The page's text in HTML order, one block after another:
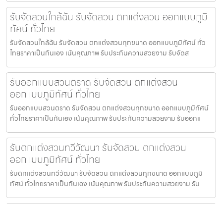
รับจัดสวนใกล้ฉัน รับจัดสวน ตกแต่งสวน ออกแบบภูมิ
ทัศน์ ทั่วไทย
รับจัดสวนใกล้ฉัน รับจัดสวน ตกแต่งสวนทุกขนาด ออกแบบภูมิทัศน์ ทั่ว
ไทยราคาเป็นกันเอง เน้นคุณภาพ รับประกันความสวยงาม รับจัดส
รับออกแบบสวนตราด รับจัดสวน ตกแต่งสวน
ออกแบบภูมิทัศน์ ทั่วไทย
รับออกแบบสวนตราด รับจัดสวน ตกแต่งสวนทุกขนาด ออกแบบภูมิทัศน์
ทั่วไทยราคาเป็นกันเอง เน้นคุณภาพ รับประกันความสวยงาม รับออกแ
รับตกแต่งสวนทวีวัฒนา รับจัดสวน ตกแต่งสวน
ออกแบบภูมิทัศน์ ทั่วไทย
รับตกแต่งสวนทวีวัฒนา รับจัดสวน ตกแต่งสวนทุกขนาด ออกแบบภูมิ
ทัศน์ ทั่วไทยราคาเป็นกันเอง เน้นคุณภาพ รับประกันความสวยงาม รับ